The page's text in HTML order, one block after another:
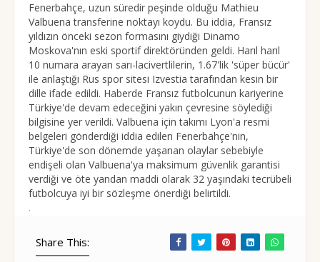
Fenerbahçe, uzun süredir peşinde olduğu Mathieu
Valbuena transferine noktayı koydu. Bu iddia, Fransız
yıldızın önceki sezon formasını giydiği Dinamo
Moskova'nın eski sportif direktöründen geldi. Harıl harıl
10 numara arayan sarı-lacivertlilerin, 1.67'lik 'süper bücür'
ile anlaştığı Rus spor sitesi Izvestia tarafından kesin bir
dille ifade edildi. Haberde Fransız futbolcunun kariyerine
Türkiye'de devam edeceğini yakın çevresine söylediği
bilgisine yer verildi. Valbuena için takımı Lyon'a resmi
belgeleri gönderdiği iddia edilen Fenerbahçe'nin,
Türkiye'de son dönemde yaşanan olaylar sebebiyle
endişeli olan Valbuena'ya maksimum güvenlik garantisi
verdiği ve öte yandan maddi olarak 32 yaşındaki tecrübeli
futbolcuya iyi bir sözleşme önerdiği belirtildi.
.
Share This: